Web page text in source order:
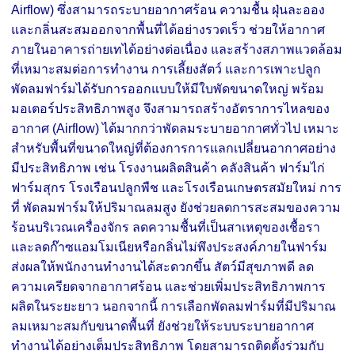
Airflow) ซึ่งสามารถระบายอากาศร้อน ความชื้น ฝุ่นละออง
และกลิ่นสะสมออกจากพื้นที่ได้อย่างรวดเร็ว ช่วยให้อากาศ
ภายในอาคารถ่ายเทได้อย่างต่อเนื่อง และสร้างสภาพแวดล้อม
ที่เหมาะสมต่อการทำงาน การเลี้ยงสัตว์ และการเพาะปลูก
พัดลมฟาร์มได้รับการออกแบบให้มีใบพัดขนาดใหญ่ พร้อม
มอเตอร์ประสิทธิภาพสูง จึงสามารถสร้างอัตราการไหลของ
อากาศ (Airflow) ได้มากกว่าพัดลมระบายอากาศทั่วไป เหมาะ
สำหรับพื้นที่ขนาดใหญ่ที่ต้องการการแลกเปลี่ยนอากาศอย่าง
มีประสิทธิภาพ เช่น โรงงานผลิตสินค้า คลังสินค้า ฟาร์มไก่
ฟาร์มสุกร โรงเรือนปลูกพืช และโรงเรือนเกษตรสมัยใหม่ การ
ที่ พัดลมฟาร์มให้ปริมาณลมสูง ยังช่วยลดการสะสมของความ
ร้อนบริเวณเครื่องจักร ลดความชื้นที่เป็นสาเหตุของเชื้อรา
และลดก๊าซแอมโมเนียหรือกลิ่นไม่พึงประสงค์ภายในฟาร์ม
ส่งผลให้พนักงานทำงานได้สะดวกขึ้น สัตว์มีสุขภาพดี ลด
ความเครียดจากอากาศร้อน และช่วยเพิ่มประสิทธิภาพการ
ผลิตในระยะยาว นอกจากนี้ การเลือกพัดลมฟาร์มที่มีปริมาณ
ลมเหมาะสมกับขนาดพื้นที่ ยังช่วยให้ระบบระบายอากาศ
ทำงานได้อย่างเต็มประสิทธิภาพ โดยสามารถติดตั้งร่วมกับ